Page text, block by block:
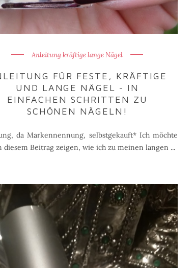
Anleitung kräftige lange Nägel
FÜR FESTE, KRÄFTIGE
UND LANGE NÄGEL - IN
EINFACHEN SCHRITTEN ZU
SCHÖNEN NÄGELN!
da Markennennung, selbstgekauft* Ich möchte
diesem Beitrag zeigen, wie ich zu meinen langen ...